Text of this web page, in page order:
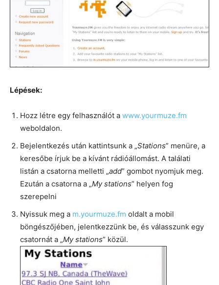
Lépések:
Hozz létre egy felhasználót a www.yourmuze.fm
weboldalon.
Bejelentkezés után kattintsunk a „Stations” menüre, a
keresőbe írjuk be a kívánt rádióállomást. A találati
listán a csatorna melletti „add” gombot nyomjuk meg.
Ezután a csatorna a „My stations” helyen fog
szerepelni
Nyissuk meg a m.yourmuze.fm oldalt a mobil
böngészőjében, jelentkezzünk be, és válasszunk egy
csatornát a „My stations” közül.